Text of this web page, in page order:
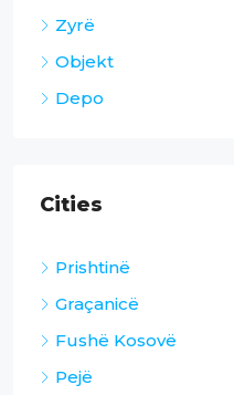
Zyrë
Objekt
Depo
Cities
Prishtinë
Graçanicë
Fushë Kosovë
Pejë